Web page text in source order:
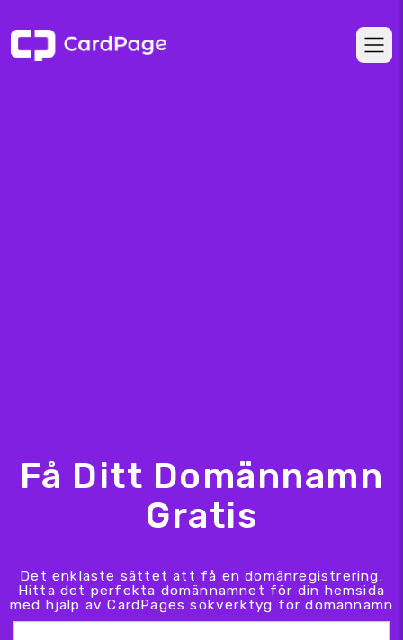
Få Ditt Domännamn
Gratis
Det enklaste sättet att få en domänregistrering.
Hitta det perfekta domännamnet för din hemsida
med hjälp av CardPages sökverktyg för domännamn